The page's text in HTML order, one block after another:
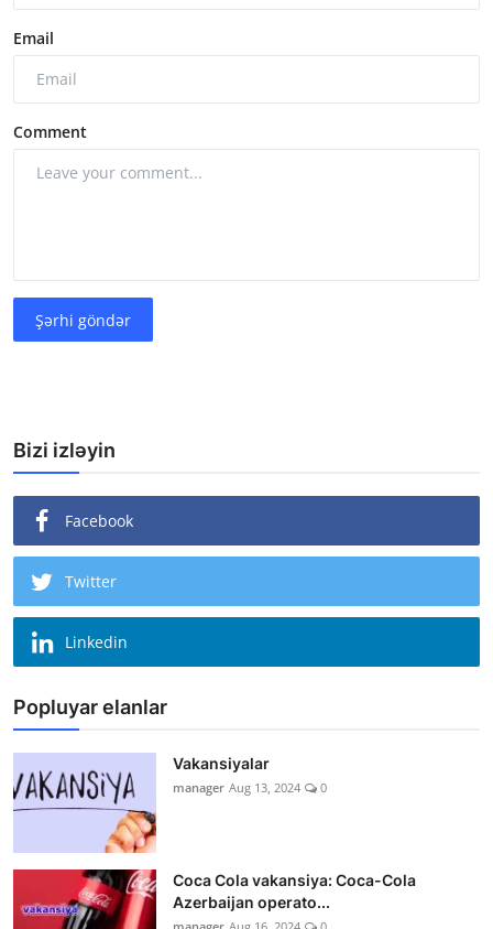
Email
Comment
Şərhi göndər
Bizi izləyin
Facebook
Twitter
Linkedin
Popluyar elanlar
Vakansiyalar
manager Aug 13, 2024 0
Coca Cola vakansiya: Coca-Cola
Azerbaijan operato...